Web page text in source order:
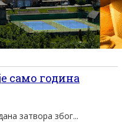
само година
затвора због...